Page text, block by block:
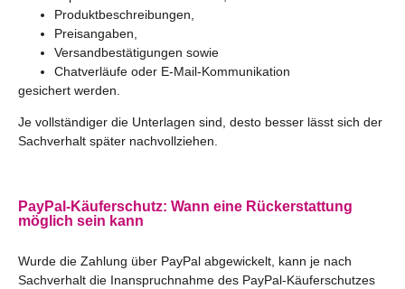
Produktbeschreibungen,
Preisangaben,
Versandbestätigungen sowie
Chatverläufe oder E-Mail-Kommunikation
gesichert werden.
Je vollständiger die Unterlagen sind, desto besser lässt sich der
Sachverhalt später nachvollziehen.
PayPal-Käuferschutz: Wann eine Rückerstattung
möglich sein kann
Wurde die Zahlung über PayPal abgewickelt, kann je nach
Sachverhalt die Inanspruchnahme des PayPal-Käuferschutzes